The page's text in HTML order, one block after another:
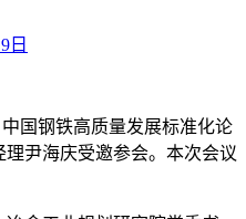
日
国钢铁高质量发展标准化论
尹海庆受邀参会。本次会议